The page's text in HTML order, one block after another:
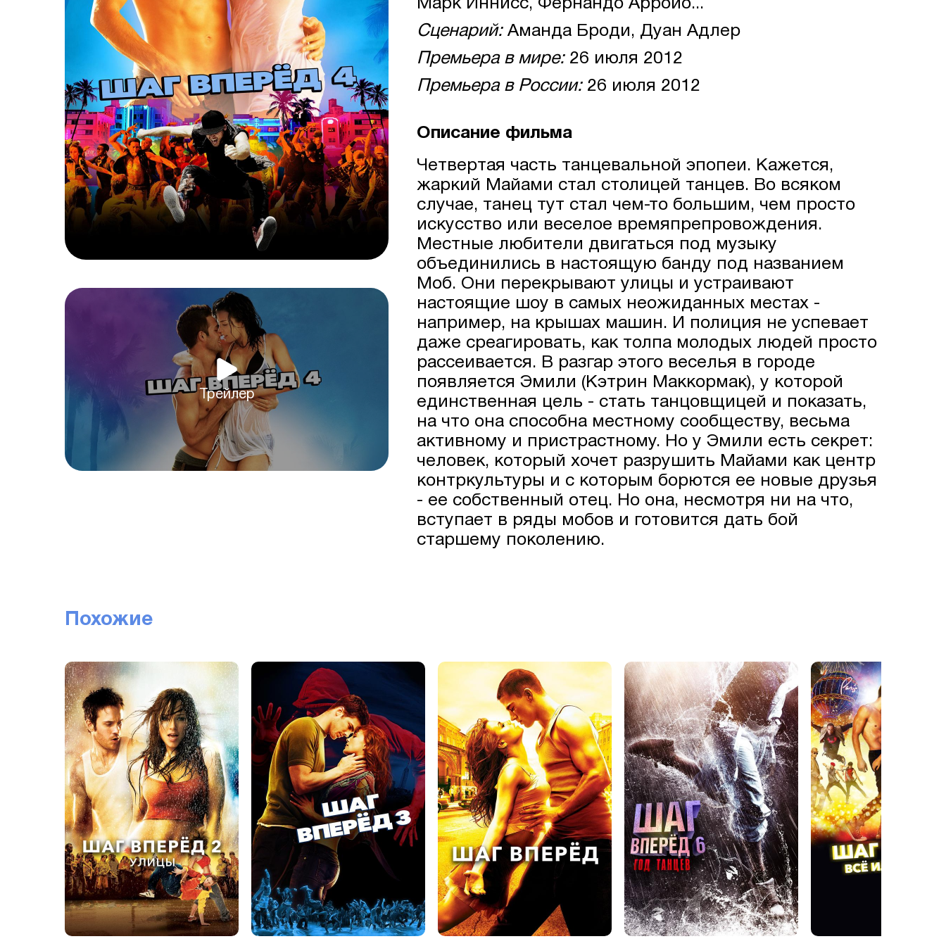
Трейлер
Марк Иннисс, Фернандо Арройо...
Сценарий:Аманда Броди, Дуан Адлер
Премьера в мире:26 июля 2012
Премьера в России:26 июля 2012
Описание фильма
Четвертая часть танцевальной эпопеи. Кажется,
жаркий Майами стал столицей танцев. Во всяком
случае, танец тут стал чем-то большим, чем просто
искусство или веселое времяпрепровождения.
Местные любители двигаться под музыку
объединились в настоящую банду под названием
Моб. Они перекрывают улицы и устраивают
настоящие шоу в самых неожиданных местах -
например, на крышах машин. И полиция не успевает
даже среагировать, как толпа молодых людей просто
рассеивается. В разгар этого веселья в городе
появляется Эмили (Кэтрин Маккормак), у которой
единственная цель - стать танцовщицей и показать,
на что она способна местному сообществу, весьма
активному и пристрастному. Но у Эмили есть секрет:
человек, который хочет разрушить Майами как центр
контркультуры и с которым борются ее новые друзья
- ее собственный отец. Но она, несмотря ни на что,
вступает в ряды мобов и готовится дать бой
старшему поколению.
Похожие